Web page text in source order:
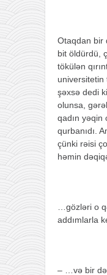
Otaqdan bir
bit öldürdü,
tökülən
universitetin
şəxsə dedi
olunsa,
qadın yəqin
qurbanıdı.
çünki rəisi
həmin
…gözləri o
addımlarla
– …və bir də,